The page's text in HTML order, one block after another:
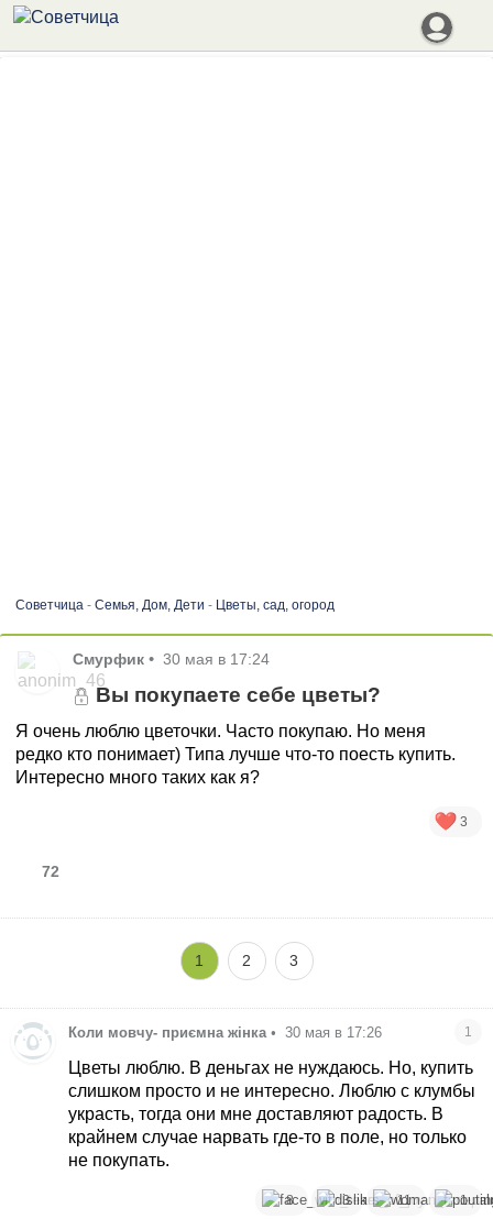
Советчица- Семья, Дом, Дети - Цветы, сад, огород
Смурфик • 30 мая в 17:24
Вы покупаете себе цветы?
Я очень люблю цветочки. Часто покупаю. Но меня
редко кто понимает) Типа лучше что-то поесть купить.
Интересно много таких как я?
3
72
1 2 3
Коли мовчу- приємна жінка • 30 мая в 17:26 1
Цветы люблю. В деньгах не нуждаюсь. Но, купить
слишком просто и не интересно. Люблю с клумбы
украсть, тогда они мне доставляют радость. В
крайнем случае нарвать где-то в поле, но только
не покупать.
8 3 11 1